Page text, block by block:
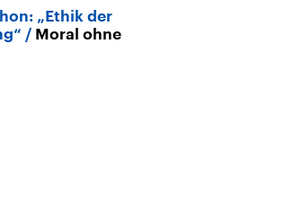
„Ethik der
Moral ohne